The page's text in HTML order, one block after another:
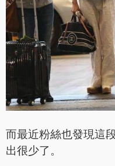
而最近粉絲也發現這
出很少了。